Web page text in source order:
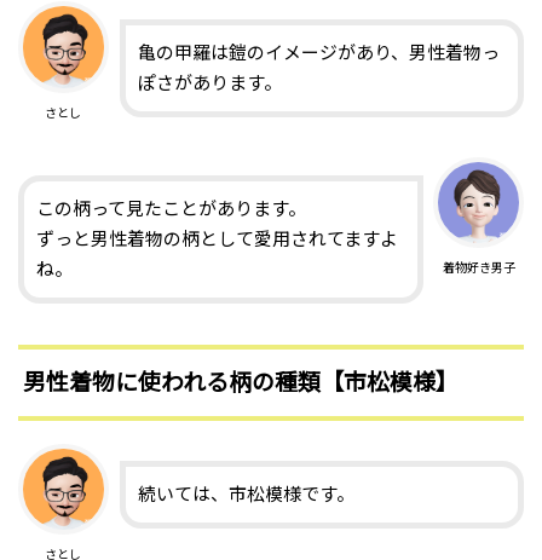
さとし
亀の甲羅は鎧のイメージがあり、男性着物っ
ぽさがあります。
着物好き男子
この柄って見たことがあります。
ずっと男性着物の柄として愛用されてますよ
ね。
男性着物に使われる柄の種類【市松模様】
さとし
続いては、市松模様です。